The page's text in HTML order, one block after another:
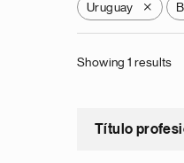
Uruguay X
Showing 1 results
Título